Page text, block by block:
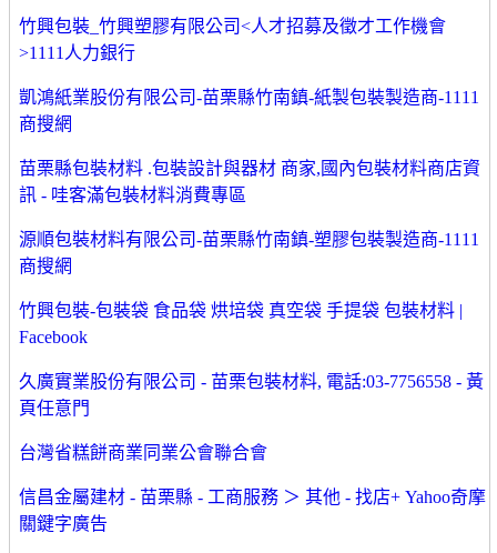
竹興包裝_竹興塑膠有限公司<人才招募及徵才工作機會
>1111人力銀行
凱鴻紙業股份有限公司-苗栗縣竹南鎮-紙製包裝製造商-1111
商搜網
苗栗縣包裝材料 .包裝設計與器材 商家,國內包裝材料商店資
訊 - 哇客滿包裝材料消費專區
源順包裝材料有限公司-苗栗縣竹南鎮-塑膠包裝製造商-1111
商搜網
竹興包裝-包裝袋 食品袋 烘培袋 真空袋 手提袋 包裝材料 |
Facebook
久廣實業股份有限公司 - 苗栗包裝材料, 電話:03-7756558 - 黃
頁任意門
台灣省糕餅商業同業公會聯合會
信昌金屬建材 - 苗栗縣 - 工商服務 ＞ 其他 - 找店+ Yahoo奇摩
關鍵字廣告